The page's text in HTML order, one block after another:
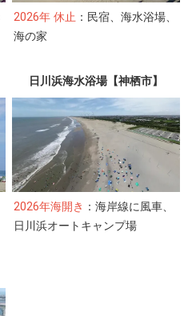
2026年 休止 ：民宿、海水浴場、
海の家
日川浜海水浴場【神栖市】
2026年海開き ：海岸線に風車、
日川浜オートキャンプ場